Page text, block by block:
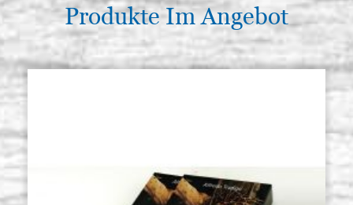
Produkte Im Angebot